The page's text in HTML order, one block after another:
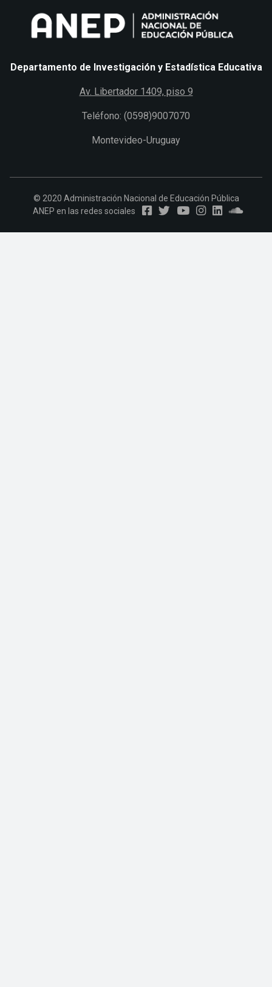
Departamento de Investigación y Estadística Educativa
Av. Libertador 1409, piso 9
Teléfono: (0598)9007070
Montevideo-Uruguay
© 2020 Administración Nacional de Educación Pública
ANEP en las redes sociales